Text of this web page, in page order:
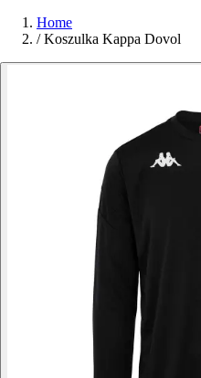
Home
/ Koszulka Kappa Dovol